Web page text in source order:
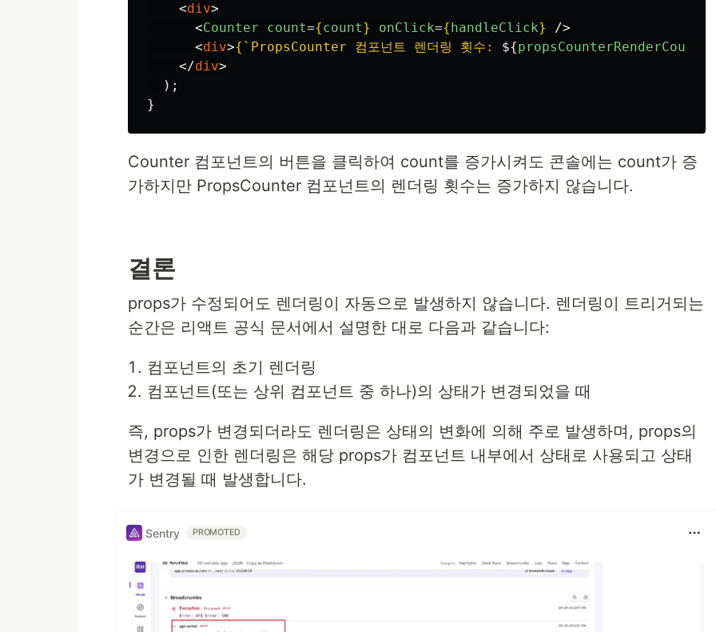
<div>
<Counter count={count} onClick={handleClick}
/>
<div>{ `PropsCounter 컴포넌트 렌더링 횟수: ${propsCounterRenderCount
</div>
);
}
Counter 컴포넌트의 버튼을 클릭하여 count를 증가시켜도 콘솔에는 count가 증
가하지만 PropsCounter 컴포넌트의 렌더링 횟수는 증가하지 않습니다.
결론
props가 수정되어도 렌더링이 자동으로 발생하지 않습니다. 렌더링이 트리거되는
순간은 리액트 공식 문서에서 설명한 대로 다음과 같습니다:
컴포넌트의 초기 렌더링
컴포넌트(또는 상위 컴포넌트 중 하나)의 상태가 변경되었을 때
즉, props가 변경되더라도 렌더링은 상태의 변화에 의해 주로 발생하며, props의
변경으로 인한 렌더링은 해당 props가 컴포넌트 내부에서 상태로 사용되고 상태
가 변경될 때 발생합니다.
Sentry PROMOTED